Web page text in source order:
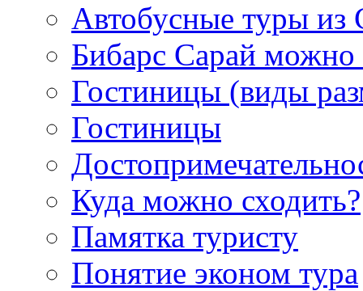
Автобусные туры из
Бибарс Сарай можно
Гостиницы (виды
Гостиницы
Куда можно сходить?
Памятка туристу
Понятие эконом тура